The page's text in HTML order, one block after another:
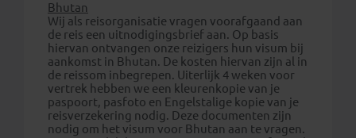
Bhutan
Wij als reisorganisatie vragen voorafgaand aan
de reis een uitnodigingsbrief aan. Op basis
hiervan ontvangen onze reizigers hun visum bij
aankomst in Bhutan. De kosten hiervan zijn al in
de reissom inbegrepen. Uiterlijk 4 weken voor
vertrek hebben we een kleurenkopie van je
paspoort, pasfoto en Engelstalige kopie van je
reisverzekering nodig. Deze documenten zijn
nodig om het visum voor Bhutan aan te vragen.